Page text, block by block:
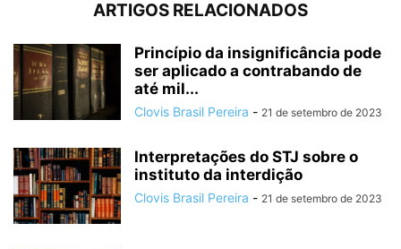
ARTIGOS RELACIONADOS
Princípio da insignificância pode
ser aplicado a contrabando de
até mil...
Clovis Brasil Pereira - 21 de setembro de 2023
Interpretações do STJ sobre o
instituto da interdição
Clovis Brasil Pereira - 21 de setembro de 2023